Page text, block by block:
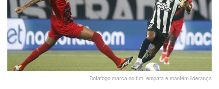
Botafogo marca no fim, empata e mantém liderança